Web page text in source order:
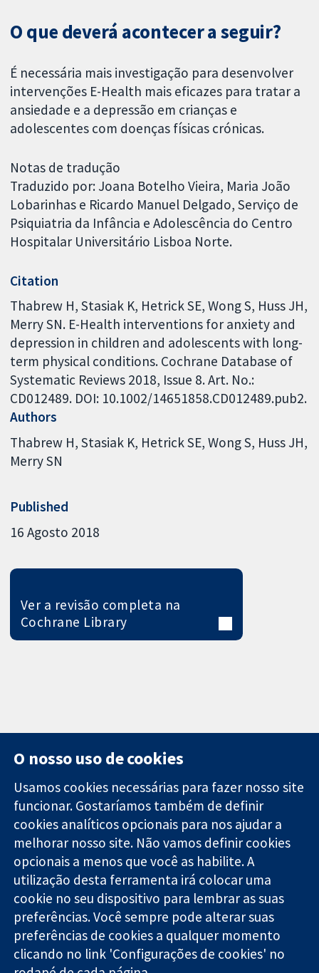
O que deverá acontecer a seguir?
É necessária mais investigação para desenvolver
intervenções E-Health mais eficazes para tratar a
ansiedade e a depressão em crianças e
adolescentes com doenças físicas crónicas.
Notas de tradução
Traduzido por: Joana Botelho Vieira, Maria João
Lobarinhas e Ricardo Manuel Delgado, Serviço de
Psiquiatria da Infância e Adolescência do Centro
Hospitalar Universitário Lisboa Norte.
Citation
Thabrew H, Stasiak K, Hetrick SE, Wong S, Huss JH,
Merry SN. E-Health interventions for anxiety and
depression in children and adolescents with long-
term physical conditions. Cochrane Database of
Systematic Reviews 2018, Issue 8. Art. No.:
CD012489. DOI: 10.1002/14651858.CD012489.pub2.
Authors
Thabrew H Stasiak K Hetrick SE Wong S Huss JH
Merry SN
Published
16 Agosto 2018
Ver a revisão completa na
Cochrane Library
Evidências
confiáveis.
Decisões
informadas.
Melhor saúde.
11-13 Cavendish
Square
Londres
W1G 0AN
Reino Unido
Contato
Notícias
Assessoria de
imprensa
Sobre nós
Cochrane
Library
O nosso uso de cookies
Usamos cookies necessárias para fazer nosso site
funcionar. Gostaríamos também de definir
cookies analíticos opcionais para nos ajudar a
melhorar nosso site. Não vamos definir cookies
opcionais a menos que você as habilite. A
utilização desta ferramenta irá colocar uma
cookie no seu dispositivo para lembrar as suas
preferências. Você sempre pode alterar suas
preferências de cookies a qualquer momento
clicando no link 'Configurações de cookies' no